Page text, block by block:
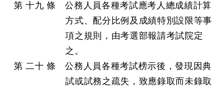
第 十九 條 公務人員各種考試應考人總成績計算
方式、配分比例及成績特別設限等事
項之規則，由考選部報請考試院定
之。
第 二十 條 公務人員各種考試榜示後，發現因典
試或試務之疏失，致應錄取而未錄取